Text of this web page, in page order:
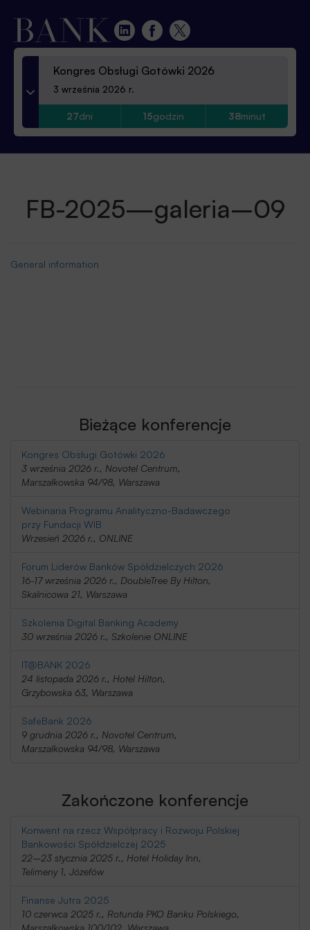
Kongres Obsługi Gotówki 2026
3 września 2026 r.
27dni 15godzin 38minut
FB-2025—galeria–09
General information
Bieżące konferencje
Kongres Obsługi Gotówki 2026
3 września 2026 r., Novotel Centrum,
Marszałkowska 94/98, Warszawa
Webinaria Programu Analityczno-Badawczego
przy Fundacji WIB
Wrzesień 2026 r., ONLINE
Forum Liderów Banków Spółdzielczych 2026
16-17 września 2026 r., DoubleTree By Hilton,
Skalnicowa 21, Warszawa
Szkolenia Digital Banking Academy
30 września 2026 r., Szkolenie ONLINE
IT@BANK 2026
24 listopada 2026 r., Hotel Hilton,
Grzybowska 63, Warszawa
SafeBank 2026
9 grudnia 2026 r., Novotel Centrum,
Marszałkowska 94/98, Warszawa
Zakończone konferencje
Konwent na rzecz Współpracy i Rozwoju Polskiej
Bankowości Spółdzielczej 2025
22–23 stycznia 2025 r., Hotel Holiday Inn,
Telimeny 1, Józefów
Finanse Jutra 2025
10 czerwca 2025 r., Rotunda PKO Banku Polskiego,
Marszałkowska 100/102, Warszawa